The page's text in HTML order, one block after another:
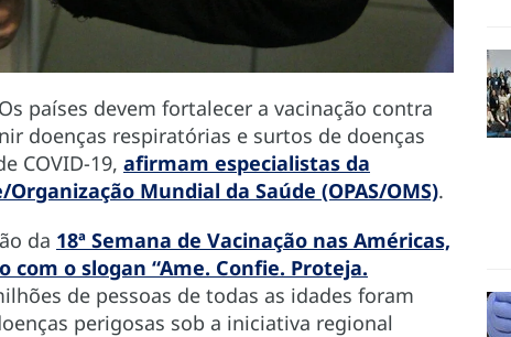
Os países devem fortalecer a vacinação contra
doenças respiratórias e surtos de doenças
COVID-19, afirmam especialistas da
Mundial da Saúde (OPAS/OMS).
da 18ª Semana de Vacinação nas Américas,
o slogan “Ame. Confie. Proteja.
de pessoas de todas as idades foram
perigosas sob a iniciativa regional